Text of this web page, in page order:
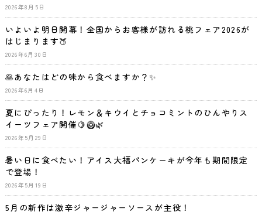
2026年8月5日
いよいよ明日開幕！全国からお客様が訪れる桃フェア2026が
はじまります🍑
2026年6月30日
🥞あなたはどの味から食べますか？✨
2026年6月4日
夏にぴったり！レモン＆キウイとチョコミントのひんやりス
イーツフェア開催🍋🥝🌿
2026年5月29日
暑い日に食べたい！アイス大福パンケーキが今年も期間限定
で登場！
2026年5月19日
5月の新作は激辛ジャージャーソースが主役！